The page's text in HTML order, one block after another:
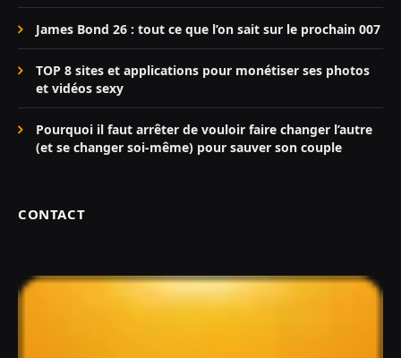
James Bond 26 : tout ce que l’on sait sur le prochain 007
TOP 8 sites et applications pour monétiser ses photos
et vidéos sexy
Pourquoi il faut arrêter de vouloir faire changer l’autre
(et se changer soi-même) pour sauver son couple
CONTACT